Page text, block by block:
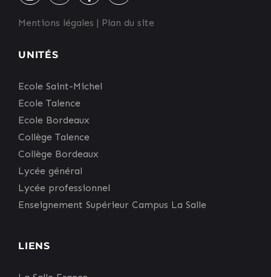
Mentions légales | Plan du site
UNITÉS
Ecole Saint-Michel
Ecole Talence
Ecole Bordeaux
Collège Talence
Collège Bordeaux
Lycée général
Lycée professionnel
Enseignement Supérieur Campus La Salle
LIENS